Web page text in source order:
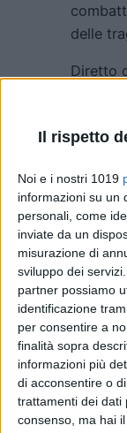
Il rispetto
Noi e i nostri 1019
informazioni su un
personali, come
inviate da un
misurazione di
sviluppo dei servizi.
partner possiamo
identificazione
per consentire a
finalità sopra
informazioni più
di acconsentire o
trattamenti dei dati
consenso, ma hai
delle
Diretto
la
Kate
scritta
Jaffa &
è di
Shane
Richard